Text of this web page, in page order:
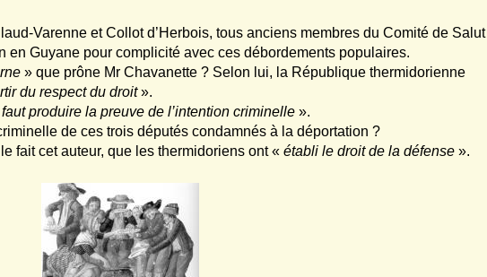
Varenne et Collot d’Herbois, tous anciens membres du Comité de Salut
en Guyane pour complicité avec ces débordements populaires.
» que prône Mr Chavanette ? Selon lui, la République thermidorienne
du respect du droit».
produire la preuve de l’intention criminelle ».
de ces trois députés condamnés à la déportation ?
fait cet auteur, que les thermidoriens ont «établi le droit de la défense ».